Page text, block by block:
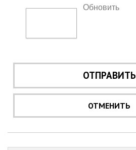
Обновить
ОТПРАВИТЬ
ОТМЕНИТЬ